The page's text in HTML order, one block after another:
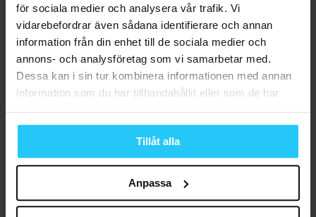
för sociala medier och analysera vår trafik. Vi
vidarebefordrar även sådana identifierare och annan
information från din enhet till de sociala medier och
annons- och analysföretag som vi samarbetar med.
Dessa kan i sin tur kombinera informationen med annan
information som du har tillhandahållit eller som de har
samlat in när du har använt deras tjänster.
Tillåt alla
Anpassa
MAT OCH BOENDE
UPPLEVA
GUIDER
MÄNNISKOR
DJUR OCH NATUR
NÖJE
Browsing Tag
Kungshamn
1 post